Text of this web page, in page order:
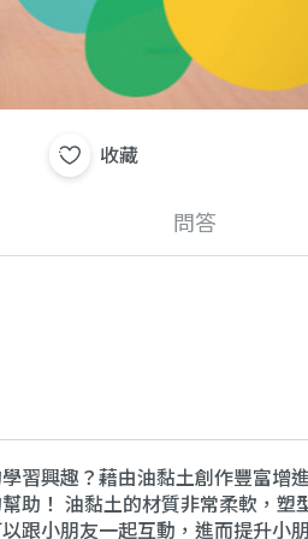
收藏
問答
習興趣？藉由油黏土創作豐富增
助！ 油黏土的材質非常柔軟，
跟小朋友一起互動，進而提升小